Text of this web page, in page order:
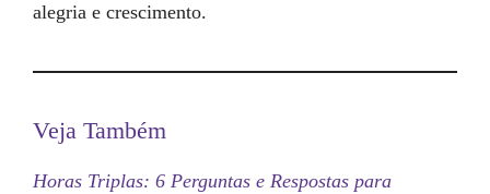
alegria e crescimento.
Veja Também
Horas Triplas: 6 Perguntas e Respostas para